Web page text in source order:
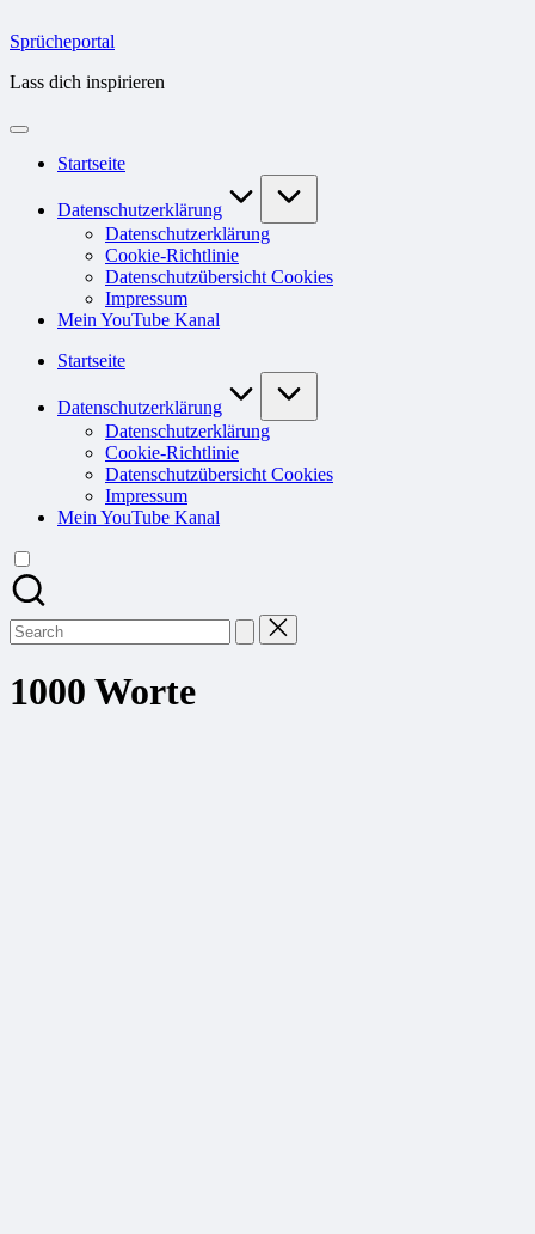
to
Sprücheportal
Lass dich inspirieren
Startseite
Datenschutzerklärung
Datenschutzerklärung
Cookie-Richtlinie
Datenschutzübersicht Cookies
Impressum
Mein YouTube Kanal
Startseite
Datenschutzerklärung
Datenschutzerklärung
Cookie-Richtlinie
Datenschutzübersicht Cookies
Impressum
Mein YouTube Kanal
Search
for:
1000 Worte